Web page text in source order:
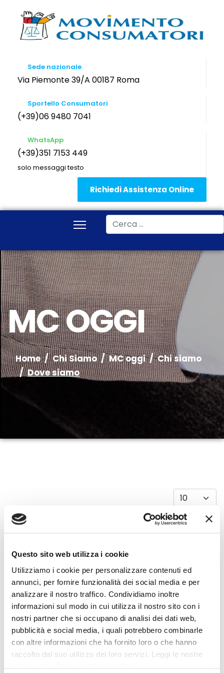
Questo sito web utilizza i cookie
Utilizziamo i cookie per personalizzare contenuti ed
annunci, per fornire funzionalità dei social media e per
analizzare il nostro traffico. Condividiamo inoltre
informazioni sul modo in cui utilizza il nostro sito con i
nostri partner che si occupano di analisi dei dati web,
pubblicità e social media, i quali potrebbero combinarle
con altre informazioni che ha fornito loro o che hanno
raccolto dal suo utilizzo dei loro servizi. Leggi le nostre
Sede nazionale
Via Piemonte 39/A 00187 Roma
Sportello Consumatori
(+39)06 9480 7041
WhatsApp
(+39)351 7153 449
solo messaggi testo
Richiedi Assistenza Online
Cerca
MC OGGI
Home Chi Siamo MC oggi
Chi siamo
Dove siamo
Visualizza #
Titolo Data pubblicazione
SPORTELLI ADIC UMBRIA 23 Novembre 2021
SPORTELLI MC FOGGIA 23 Novembre 2021
PIEMONTE 23 Novembre 2021
LOMBARDIA 23 Novembre 2021